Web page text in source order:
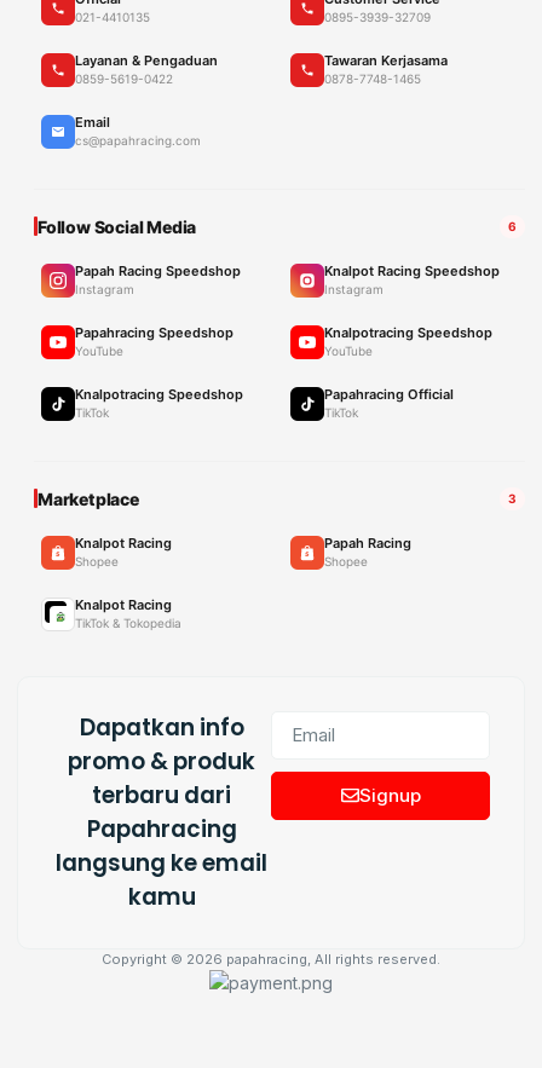
021-4410135 0895-3939-32709
Layanan & Pengaduan
0859-5619-0422
Tawaran Kerjasama
0878-7748-1465
Email
cs@papahracing.com
Follow Social Media 6
Papah Racing Speedshop
Instagram
Knalpot Racing Speedshop
Instagram
Papahracing Speedshop
YouTube
Knalpotracing Speedshop
YouTube
Knalpotracing Speedshop
TikTok
Papahracing Official
TikTok
Marketplace 3
Knalpot Racing
Shopee
Papah Racing
Shopee
Knalpot Racing
TikTok & Tokopedia
Dapatkan info
promo & produk
terbaru dari
Papahracing
langsung ke email
kamu
Signup
Copyright © 2026 papahracing, All rights reserved.